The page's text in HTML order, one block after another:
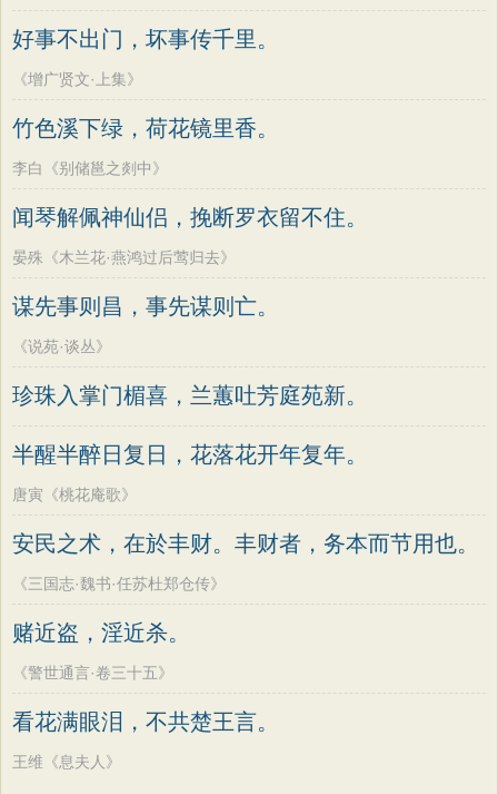
好事不出门，坏事传千里。
《增广贤文·上集》
竹色溪下绿，荷花镜里香。
李白《别储邕之剡中》
闻琴解佩神仙侣，挽断罗衣留不住。
晏殊《木兰花·燕鸿过后莺归去》
谋先事则昌，事先谋则亡。
《说苑·谈丛》
珍珠入掌门楣喜，兰蕙吐芳庭苑新。
半醒半醉日复日，花落花开年复年。
唐寅《桃花庵歌》
安民之术，在於丰财。丰财者，务本而节用也。
《三国志·魏书·任苏杜郑仓传》
赌近盗，淫近杀。
《警世通言·卷三十五》
看花满眼泪，不共楚王言。
王维《息夫人》